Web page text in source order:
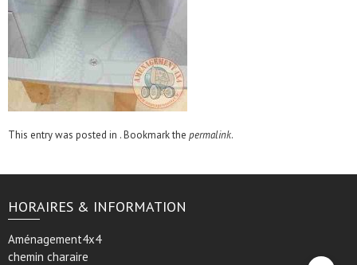
This entry was posted in . Bookmark the permalink.
HORAIRES & INFORMATION
Aménagement4x4
chemin charaire